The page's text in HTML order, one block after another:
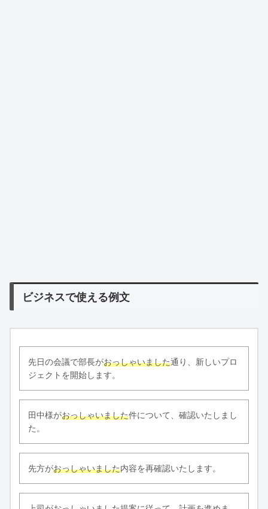
ビジネスで使える例文
先日の会議で部長がおっしゃいました通り、新しいプロ
ジェクトを開始します。
田中様がおっしゃいました件について、確認いたしまし
た。
先方がおっしゃいました内容を再確認いたします。